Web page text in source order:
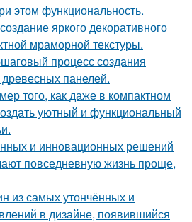
этом функциональность.
яркого декоративного
мраморной текстуры.
процесс создания
панелей.
того, как даже в компактном
уютный и функциональный
и инновационных решений
повседневную жизнь проще,
из самых утончённых и
в дизайне, появившийся